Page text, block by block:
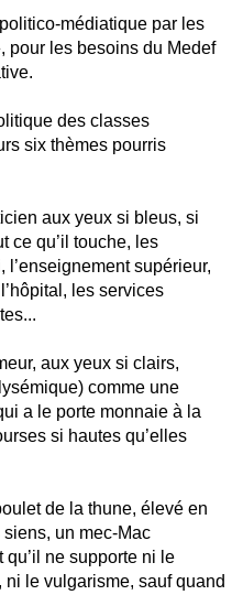
médiatique par les
pour les besoins du Medef
des classes
six thèmes pourris
aux yeux si bleus, si
ce qu’il touche, les
l’enseignement supérieur,
les services
aux yeux si clairs,
comme une
a le porte monnaie à la
si hautes qu’elles
de la thune, élevé en
un mec-Mac
ne supporte ni le
le vulgarisme, sauf quand